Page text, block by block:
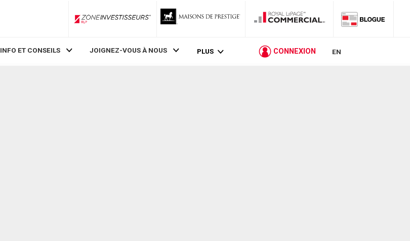
ZoneInvestisseurs RLP
INFO ET CONSEILS JOIGNEZ-VOUS À NOUS PLUS CONNEXION EN